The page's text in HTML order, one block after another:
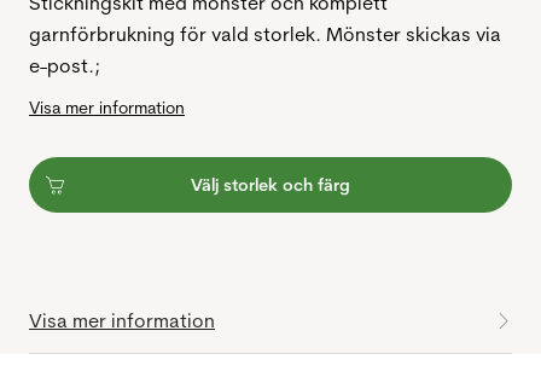
garnförbrukning för vald storlek. Mönster skickas via
e-post.;
Visa mer information
Välj storlek och färg
Visa mer information